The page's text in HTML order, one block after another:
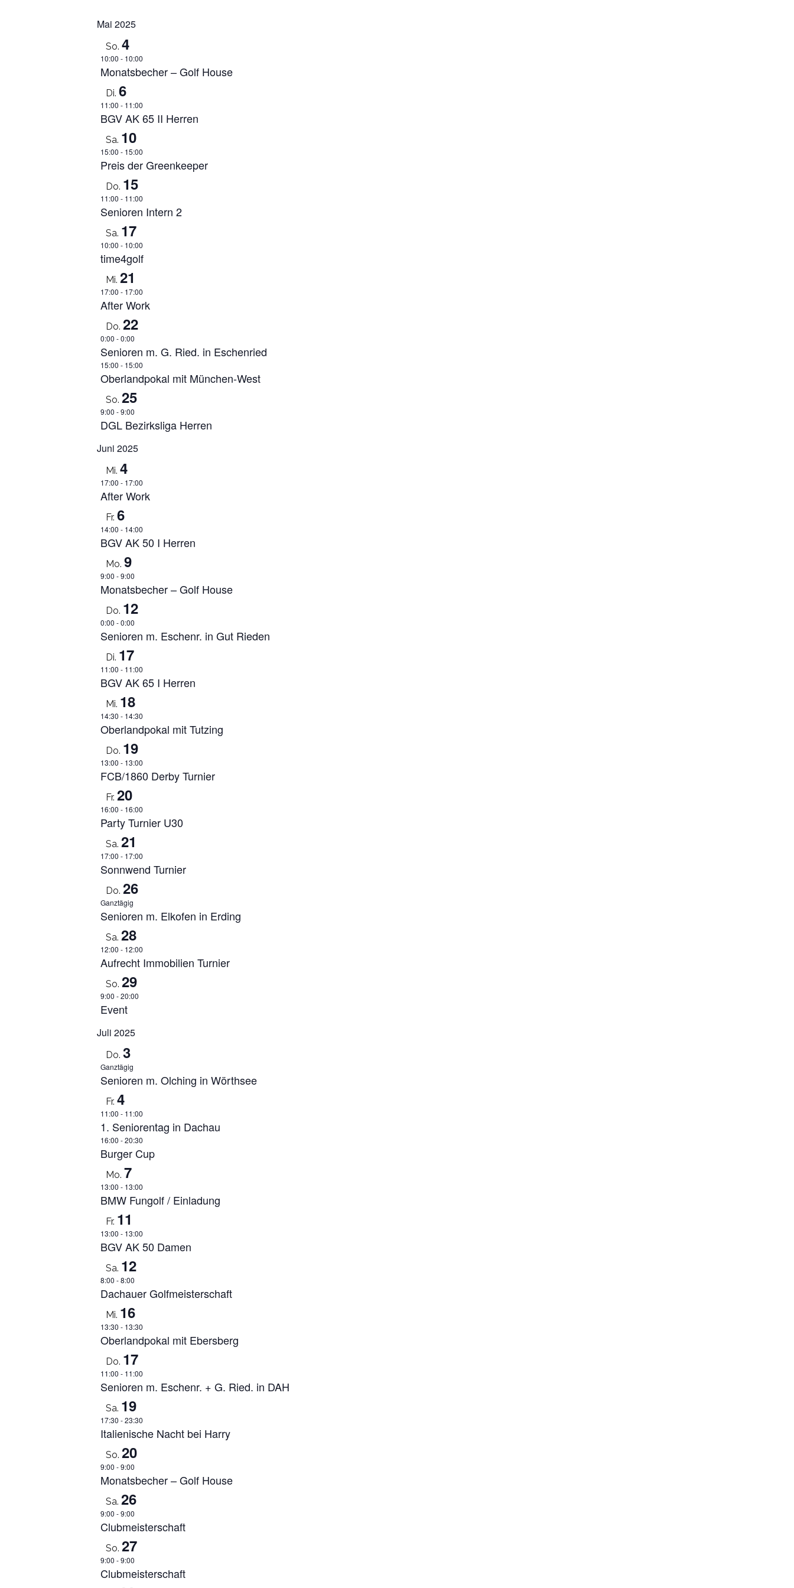
Mai 2025
So. 4
10:00 - 10:00
Monatsbecher – Golf House
Di. 6
11:00 - 11:00
BGV AK 65 II Herren
Sa. 10
15:00 - 15:00
Preis der Greenkeeper
Do. 15
11:00 - 11:00
Senioren Intern 2
Sa. 17
10:00 - 10:00
time4golf
Mi. 21
17:00 - 17:00
After Work
Do. 22
0:00 -0:00
Senioren m. G. Ried. in Eschenried
15:00 - 15:00
Oberlandpokal mit München-West
So. 25
9:00 -9:00
DGL Bezirksliga Herren
Juni 2025
Mi. 4
17:00 - 17:00
After Work
Fr. 6
14:00 - 14:00
BGV AK 50 I Herren
Mo. 9
9:00 -9:00
Monatsbecher – Golf House
Do. 12
0:00 -0:00
Senioren m. Eschenr. in Gut Rieden
Di. 17
11:00 - 11:00
BGV AK 65 I Herren
Mi. 18
14:30 - 14:30
Oberlandpokal mit Tutzing
Do. 19
13:00 - 13:00
FCB/1860 Derby Turnier
Fr. 20
16:00 - 16:00
Party Turnier U30
Sa. 21
17:00 - 17:00
Sonnwend Turnier
Do. 26
Ganztägig
Senioren m. Elkofen in Erding
Sa. 28
12:00 - 12:00
Aufrecht Immobilien Turnier
So. 29
9:00 -20:00
Event
Juli 2025
Do. 3
Ganztägig
Senioren m. Olching in Wörthsee
Fr. 4
11:00 - 11:00
1. Seniorentag in Dachau
16:00 -20:30
Burger Cup
Mo. 7
13:00 - 13:00
BMW Fungolf / Einladung
Fr. 11
13:00 - 13:00
BGV AK 50 Damen
Sa. 12
8:00 -8:00
Dachauer Golfmeisterschaft
Mi. 16
13:30 - 13:30
Oberlandpokal mit Ebersberg
Do. 17
11:00 - 11:00
Senioren m. Eschenr. + G. Ried. in DAH
Sa. 19
17:30 -23:30
Italienische Nacht bei Harry
So. 20
9:00 -9:00
Monatsbecher – Golf House
Sa. 26
9:00 -9:00
Clubmeisterschaft
So. 27
9:00 -9:00
Clubmeisterschaft